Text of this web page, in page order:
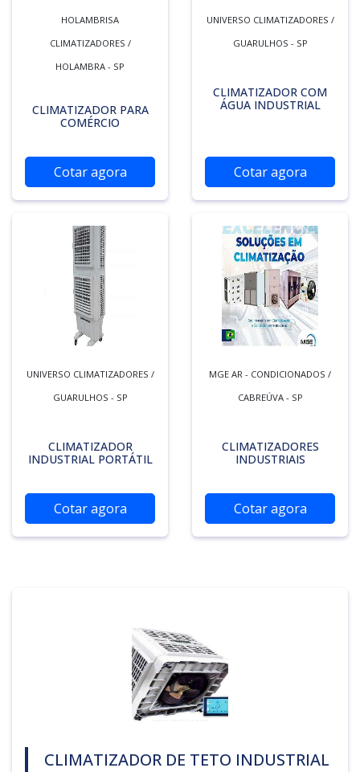
HOLAMBRISA
CLIMATIZADORES /
HOLAMBRA - SP
CLIMATIZADOR PARA
COMÉRCIO
Cotar agora
UNIVERSO CLIMATIZADORES /
GUARULHOS - SP
CLIMATIZADOR COM
ÁGUA INDUSTRIAL
Cotar agora
UNIVERSO CLIMATIZADORES /
GUARULHOS - SP
CLIMATIZADOR
INDUSTRIAL PORTÁTIL
Cotar agora
MGE AR - CONDICIONADOS /
CABREÚVA - SP
CLIMATIZADORES
INDUSTRIAIS
Cotar agora
CLIMATIZADOR DE TETO INDUSTRIAL